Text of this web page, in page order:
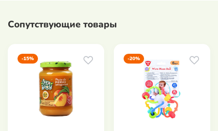
Сопутствующие товары
-15% -20%